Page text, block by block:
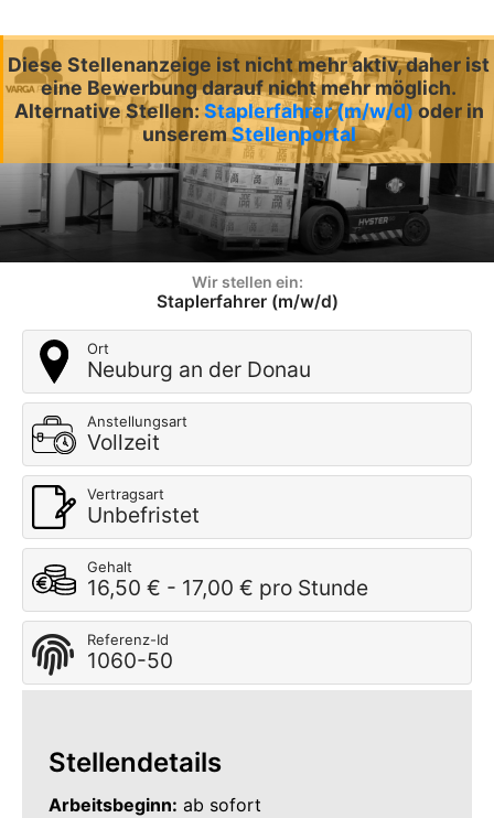
Diese Stellenanzeige ist nicht mehr aktiv, daher ist
eine Bewerbung darauf nicht mehr möglich.
Alternative Stellen: Staplerfahrer (m/w/d) oder in
unseremStellenportal
Wir stellen ein:
Staplerfahrer (m/w/d)
Ort
Neuburg an der Donau
Anstellungsart
Vollzeit
Vertragsart
Unbefristet
Gehalt
16,50 € - 17,00 € pro Stunde
Referenz-Id
1060-50
Stellendetails
Arbeitsbeginn: ab sofort